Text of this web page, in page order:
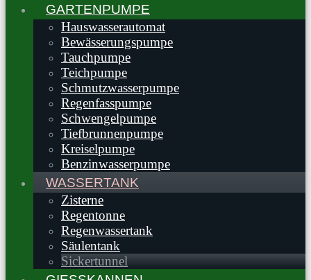
GARTENPUMPE
Hauswasserautomat
Bewässerungspumpe
Tauchpumpe
Teichpumpe
Schmutzwasserpumpe
Regenfasspumpe
Schwengelpumpe
Tiefbrunnenpumpe
Kreiselpumpe
Benzinwasserpumpe
WASSERTANK
Zisterne
Regentonne
Regenwassertank
Säulentank
Sickertunnel